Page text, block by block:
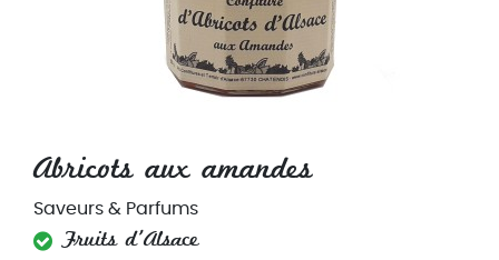
Abricots aux amandes
Saveurs & Parfums
Fruits d'Alsace